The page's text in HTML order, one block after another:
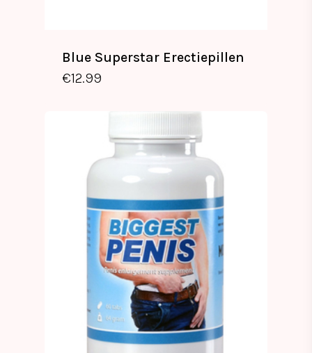
Blue Superstar Erectiepillen
€12.99
€12.99